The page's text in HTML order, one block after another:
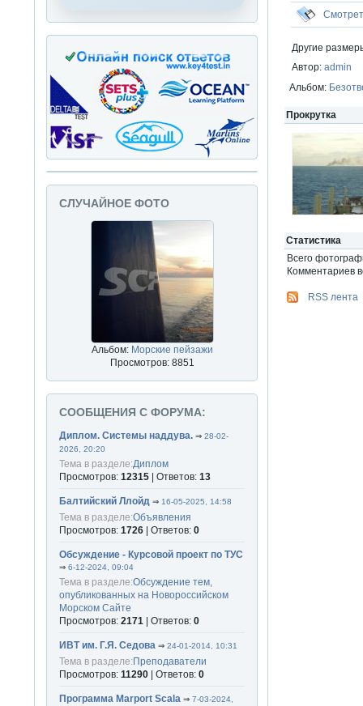
Другие
Автор:admin
Альбом:
Прокрутка
Статистика
Всего
Комментариев
RSS лента
СЛУЧАЙНОЕ ФОТО
Альбом: Морские пейзажи
Просмотров: 8851
СООБЩЕНИЯ С ФОРУМА:
Диплом. Системы наддува. ⇒28-02-
2026, 20:20
Тема в разделе:Диплом
Просмотров:12315 | Ответов:13
Балтийский Ллойд ⇒16-05-2025, 14:58
Тема в разделе:Объявления
Просмотров:1726 | Ответов:0
Обсуждение - Курсовой проект по ТУС
⇒6-12-2024, 09:04
Тема в разделе:Обсуждение тем,
опубликованных на Новороссийском
Морском Сайте
Просмотров:2171 | Ответов:0
ИВТ им. Г.Я. Седова ⇒24-01-2014, 10:31
Тема в разделе:Преподаватели
Просмотров:11290 | Ответов:0
Программа Marport Scala ⇒7-03-2024,